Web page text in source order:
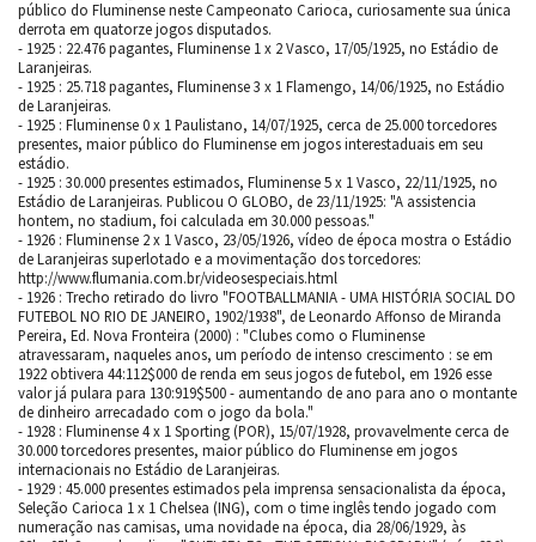
público do Fluminense neste Campeonato Carioca, curiosamente sua única
derrota em quatorze jogos disputados.
- 1925 : 22.476 pagantes, Fluminense 1 x 2 Vasco, 17/05/1925, no Estádio de
Laranjeiras.
- 1925 : 25.718 pagantes, Fluminense 3 x 1 Flamengo, 14/06/1925, no Estádio
de Laranjeiras.
- 1925 : Fluminense 0 x 1 Paulistano, 14/07/1925, cerca de 25.000 torcedores
presentes, maior público do Fluminense em jogos interestaduais em seu
estádio.
- 1925 : 30.000 presentes estimados, Fluminense 5 x 1 Vasco, 22/11/1925, no
Estádio de Laranjeiras. Publicou O GLOBO, de 23/11/1925: "A assistencia
hontem, no stadium, foi calculada em 30.000 pessoas."
- 1926 : Fluminense 2 x 1 Vasco, 23/05/1926, vídeo de época mostra o Estádio
de Laranjeiras superlotado e a movimentação dos torcedores:
http://www.flumania.com.br/videosespeciais.html
- 1926 : Trecho retirado do livro "FOOTBALLMANIA - UMA HISTÓRIA SOCIAL DO
FUTEBOL NO RIO DE JANEIRO, 1902/1938", de Leonardo Affonso de Miranda
Pereira, Ed. Nova Fronteira (2000) : "Clubes como o Fluminense
atravessaram, naqueles anos, um período de intenso crescimento : se em
1922 obtivera 44:112$000 de renda em seus jogos de futebol, em 1926 esse
valor já pulara para 130:919$500 - aumentando de ano para ano o montante
de dinheiro arrecadado com o jogo da bola."
- 1928 : Fluminense 4 x 1 Sporting (POR), 15/07/1928, provavelmente cerca de
30.000 torcedores presentes, maior público do Fluminense em jogos
internacionais no Estádio de Laranjeiras.
- 1929 : 45.000 presentes estimados pela imprensa sensacionalista da época,
Seleção Carioca 1 x 1 Chelsea (ING), com o time inglês tendo jogado com
numeração nas camisas, uma novidade na época, dia 28/06/1929, às